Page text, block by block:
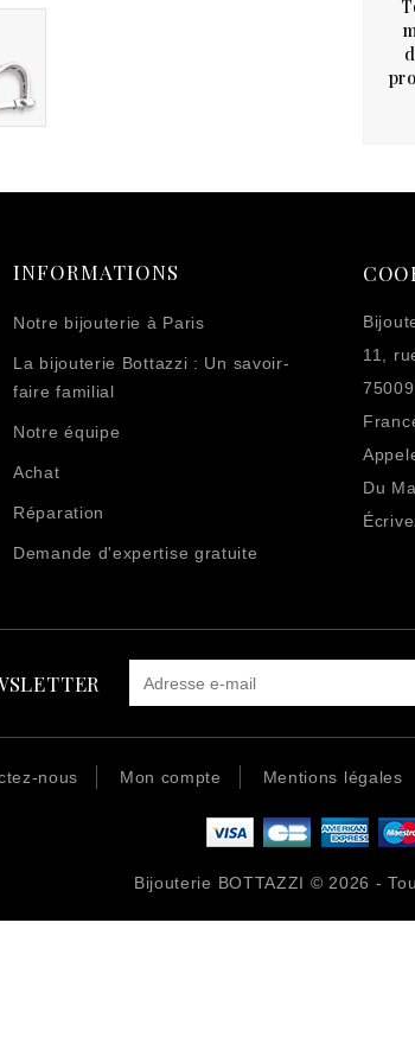
INFORMATIONS
Notre bijouterie à Paris
La bijouterie Bottazzi : Un savoir-
faire familial
Notre équipe
Achat
Réparation
Demande d'expertise gratuite
11,
Du
nous Mon compte Mentions légales
Bijouterie BOTTAZZI © 2026 -